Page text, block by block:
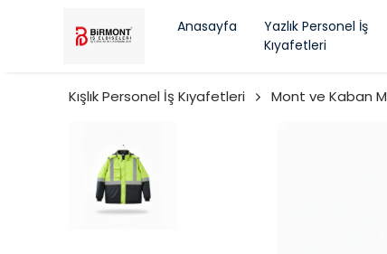
Anasayfa
Yazlık Personel İş
Kıyafetleri
Kışlık Personel İş Kıyafetleri Mont ve Kaban